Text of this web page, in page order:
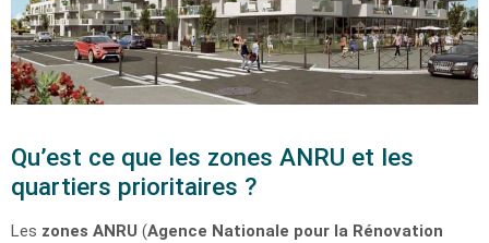
Qu’est ce que les zones ANRU et les
quartiers prioritaires ?
Les zones ANRU (Agence Nationale pour la Rénovation